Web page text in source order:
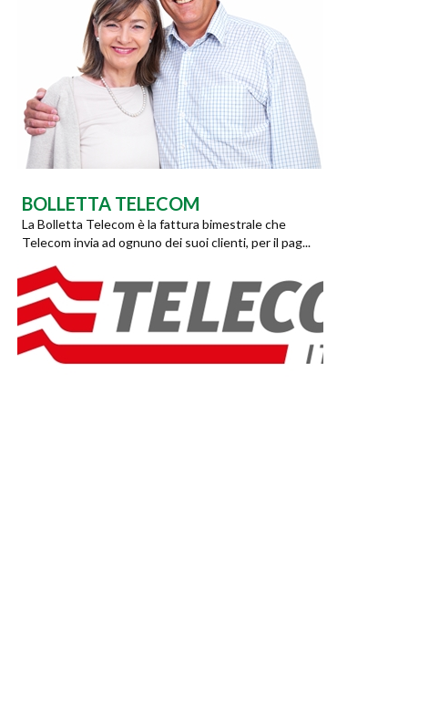
BOLLETTA TELECOM
La Bolletta Telecom è la fattura bimestrale che
Telecom invia ad ognuno dei suoi clienti, per il pag...